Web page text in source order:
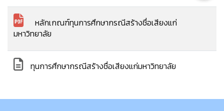
หลักเกณฑ์ทุนการศึกษากรณีสร้างชื่อเสียงแก่
มหาวิทยาลัย
ทุนการศึกษากรณีสร้างชื่อเสียงแก่มหาวิทยาลัย